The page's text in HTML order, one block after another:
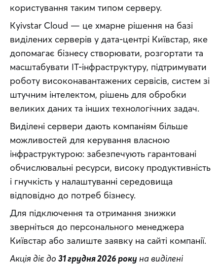
користування таким типом серверу.
Kyivstar Cloud — це хмарне рішення на базі
виділених серверів у дата-центрі Київстар, яке
допомагає бізнесу створювати, розгортати та
масштабувати ІТ-інфраструктуру, підтримувати
роботу високонавантажених сервісів, систем зі
штучним інтелектом, рішень для обробки
великих даних та інших технологічних задач.
Виділені сервери дають компаніям більше
можливостей для керування власною
інфраструктурою: забезпечують гарантовані
обчислювальні ресурси, високу продуктивність
і гнучкість у налаштуванні середовища
відповідно до потреб бізнесу.
Для підключення та отримання знижки
зверніться до персонального менеджера
Київстар або залиште заявку на сайті компанії.
Акція діє до 31 грудня 2026 року на виділені